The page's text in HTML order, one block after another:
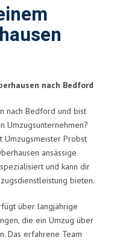
nach Bedford
nach Bedford und bist
Umzugsunternehmen?
Umzugsmeister Probst
ansässige
und kann dir
bieten.
über langjährige
die ein Umzug über
Das erfahrene Team